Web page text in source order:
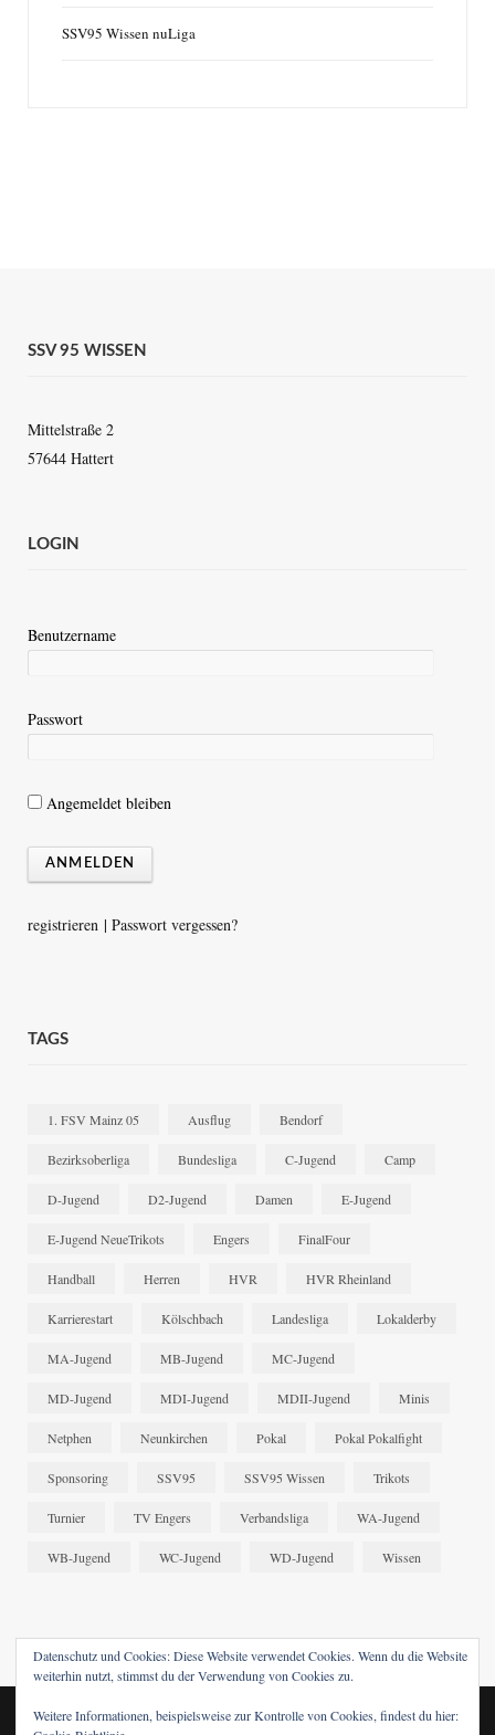
SSV95 Wissen nuLiga
Datenschutz und Cookies: Diese Website verwendet Cookies. Wenn du die Website
weiterhin nutzt, stimmst du der Verwendung von Cookies zu.
Weitere Informationen, beispielsweise zur Kontrolle von Cookies, findest du hier:
SSV 95 WISSEN
Mittelstraße 2
57644 Hattert
LOGIN
Benutzername
Passwort
Angemeldet bleiben
registrieren | Passwort vergessen?
TAGS
1. FSV Mainz 05 Ausflug Bendorf
Bezirksoberliga Bundesliga C-Jugend Camp
D-Jugend D2-Jugend Damen E-Jugend
E-Jugend NeueTrikots Engers FinalFour
Handball Herren HVR HVR Rheinland
Karrierestart Kölschbach Landesliga Lokalderby
MA-Jugend MB-Jugend MC-Jugend
MD-Jugend MDI-Jugend MDII-Jugend Minis
Netphen Neunkirchen Pokal Pokal Pokalfight
Sponsoring SSV95 SSV95 Wissen Trikots
Turnier TV Engers Verbandsliga WA-Jugend
WB-Jugend WC-Jugend WD-Jugend Wissen
© 2024 SSV95 WISSEN. DESIGNED BY